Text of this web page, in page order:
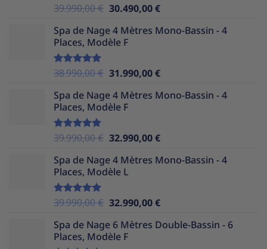
Note5.00
39.990,00€ Le
initial
était :
30.490,00€Le
actuel
Spa de Nage 4 Mètres Mono-Bassin - 4
Places, Modèle F
Note5.00
38.990,00€ Le
initial
était :
31.990,00€Le
actuel
Spa de Nage 4 Mètres Mono-Bassin - 4
Places, Modèle F
Note5.00
39.990,00€ Le
initial
était :
32.990,00€Le
actuel
Spa de Nage 4 Mètres Mono-Bassin - 4
Places, Modèle L
Note5.00
39.990,00€ Le
initial
était :
32.990,00€Le
actuel
Spa de Nage 6 Mètres Double-Bassin - 6
Places, Modèle F